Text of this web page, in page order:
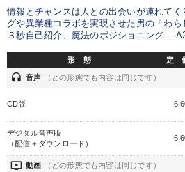
情報とチャンスは人との出会いが連れて
グや異業種コラボを実現させた男の「わら
３秒自己紹介、魔法のポジショニング…
形 態 定
headset 音声 （どの形態でも内容は同じです）
CD版
デジタル音声版
（配信＋ダウンロード）
ondemand_video 動画 （どの形態でも内容は同じです）